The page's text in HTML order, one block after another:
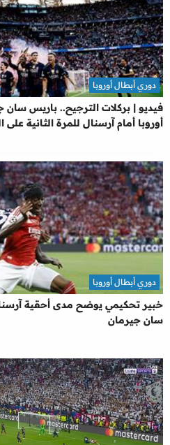
فيديو | بركلات الترجيح.. باريس سان
أوروبا أمام آرسنال للمرة الثانية على
دوري أبطال أوروبا
خبير تحكيمي يوضح مدى أحقية
سان جيرمان
دوري أبطال أوروبا